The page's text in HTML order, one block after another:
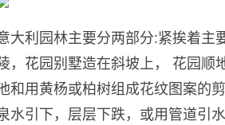
大利园林主要分两部分:紧挨着主
，花园别墅造在斜坡上， 花园顺
和用黄杨或柏树组成花纹图案的
水引下，层层下跌，或用管道引